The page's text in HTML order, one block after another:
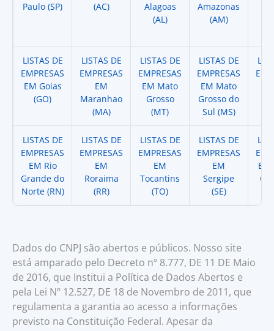
Paulo (SP)
(AC)
Alagoas
(AL)
Amazonas
(AM)
LISTAS DE
EMPRESAS
EM Goias
(GO)
LISTAS DE
EMPRESAS
EM
Maranhao
(MA)
LISTAS DE
EMPRESAS
EM Mato
Grosso
(MT)
LISTAS DE
EMPRESAS
EM Mato
Grosso do
Sul (MS)
LISTAS DE
EMPRESAS
EM Rio
Grande do
Norte (RN)
LISTAS DE
EMPRESAS
EM
Roraima
(RR)
LISTAS DE
EMPRESAS
EM
Tocantins
(TO)
LISTAS DE
EMPRESAS
EM
Sergipe
(SE)
EM
Dados do CNPJ são abertos e públicos. Nosso site
está amparado pelo Decreto nº 8.777, DE 11 DE Maio
de 2016, que Institui a Política de Dados Abertos e
pela Lei Nº 12.527, DE 18 de Novembro de 2011, que
regulamenta a garantia ao acesso a informações
previsto na Constituição Federal. Apesar da